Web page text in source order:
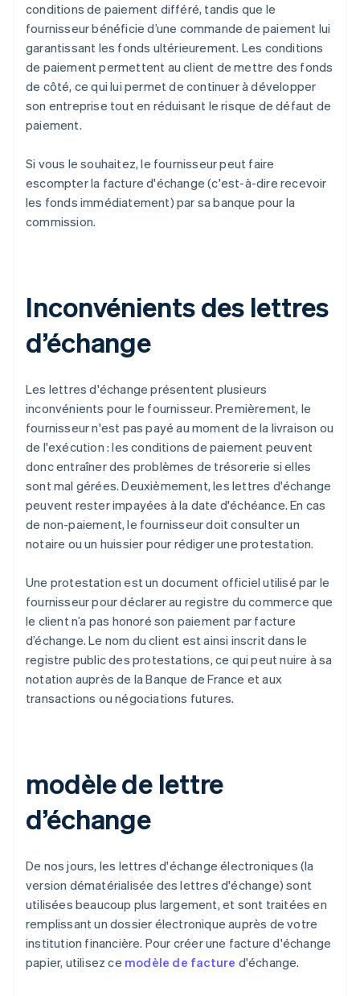
conditions de paiement différé, tandis que le
fournisseur bénéficie d’une commande de paiement lui
garantissant les fonds ultérieurement. Les conditions
de paiement permettent au client de mettre des fonds
de côté, ce qui lui permet de continuer à développer
son entreprise tout en réduisant le risque de défaut de
paiement.
Si vous le souhaitez, le fournisseur peut faire
escompter la facture d'échange (c'est-à-dire recevoir
les fonds immédiatement) par sa banque pour la
commission.
Inconvénients des lettres
d’échange
Les lettres d'échange présentent plusieurs
inconvénients pour le fournisseur. Premièrement, le
fournisseur n'est pas payé au moment de la livraison ou
de l'exécution : les conditions de paiement peuvent
donc entraîner des problèmes de trésorerie si elles
sont mal gérées. Deuxièmement, les lettres d'échange
peuvent rester impayées à la date d'échéance. En cas
de non-paiement, le fournisseur doit consulter un
notaire ou un huissier pour rédiger une protestation.
Une protestation est un document officiel utilisé par le
fournisseur pour déclarer au registre du commerce que
le client n’a pas honoré son paiement par facture
d’échange. Le nom du client est ainsi inscrit dans le
registre public des protestations, ce qui peut nuire à sa
notation auprès de la Banque de France et aux
transactions ou négociations futures.
modèle de lettre
d’échange
De nos jours, les lettres d'échange électroniques (la
version dématérialisée des lettres d'échange) sont
utilisées beaucoup plus largement, et sont traitées en
remplissant un dossier électronique auprès de votre
institution financière. Pour créer une facture d'échange
papier, utilisez ce modèle de facture d'échange.